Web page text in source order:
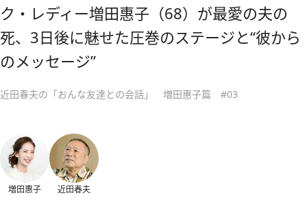
ク・レディー増田惠子（68）が最愛の夫の
死、3日後に魅せた圧巻のステージと“彼から
のメッセージ”
近田春夫の「おんな友達との会話」 増田惠子篇 #03
増田惠子 近田春夫